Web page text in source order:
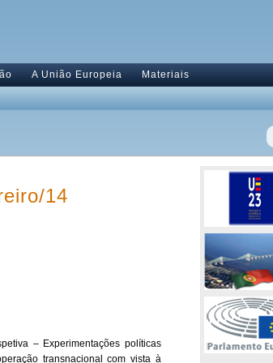
A União Europeia Materiais
14
– Experimentações políticas
transnacional com vista à